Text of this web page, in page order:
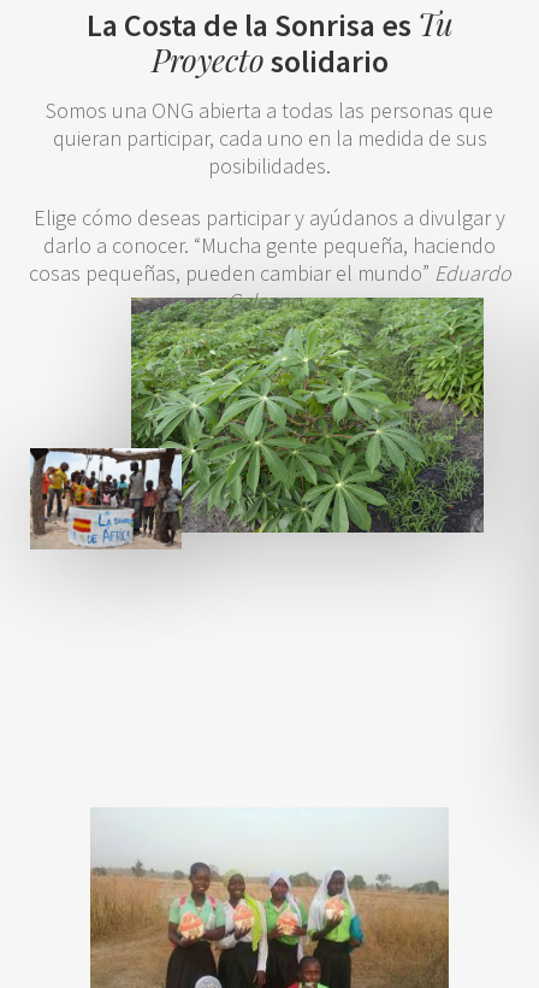
La Costa de la Sonrisa es Tu
Proyectosolidario
Somos una ONG abierta a todas las personas que
quieran participar, cada uno en la medida de sus
posibilidades.
Elige cómo deseas participar y ayúdanos a divulgar y
darlo a conocer. “Mucha gente pequeña, haciendo
cosas pequeñas, pueden cambiar el mundo” Eduardo
Galeano